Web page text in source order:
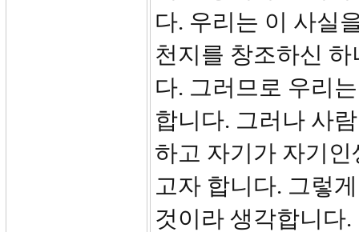
다. 우리는 이 사실
천지를 창조하신
다. 그러므로 우리
합니다. 그러나 사
하고 자기가 자기
고자 합니다. 그렇
것이라 생각합니다